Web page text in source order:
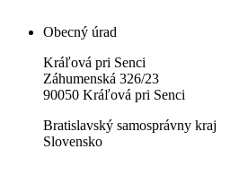
Obecný úrad
Kráľová pri Senci
Záhumenská 326/23
90050 Kráľová pri Senci
Bratislavský samosprávny kraj
Slovensko